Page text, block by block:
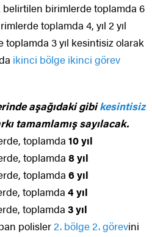
belirtilen birimlerde toplamda 6
toplamda 4, yıl 2 yıl
3 yıl kesintisiz olarak
ikinci bölge ikinci görev
aşağıdaki gibikesintisiz
tamamlamış sayılacak.
toplamda 10 yıl
toplamda 8 yıl
toplamda 6 yıl
toplamda 4 yıl
toplamda 3 yıl
polisler2. bölge 2. görevini